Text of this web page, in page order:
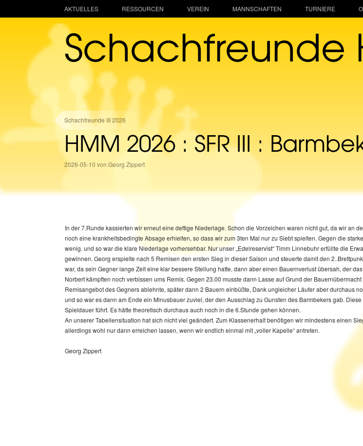
AKTUELLES RESSOURCEN VEREIN MANNSCHAFTEN TURNIERE
Schachfreunde
Schachfreunde III 2026
HMM 2026 : SFR III :
2026-05-10 von Georg Zippert
In der 7.Runde kassierten wir erneut eine deftige Niederlage. Schon die Vorzeichen waren nicht gut, da wir an
noch eine krankheitsbedingte Absage erhielten, so dass wir zum 3ten Mal nur zu Siebt spielten. Gegen die
wenig. und so war die klare Niederlage vorhersehbar. Nur unser „Edelreservist“ Timm Linnebuhr erfüllte die
gewinnen. Georg erspielte nach 5 Remisen den ersten Sieg in dieser Saison und steuerte damit den
war, da sein Gegner lange Zeit eine klar bessere Stellung hatte, dann aber einen Bauernverlust übersah, der
Norbert kämpften noch verbissen ums Remis. Gegen 23.00 musste dann Lasse auf Grund der
Remisangebot des Gegners ablehnte, später dann 2 Bauern einbüßte, Dank ungleicher Läufer aber durchaus
und so war es dann am Ende ein Minusbauer zuviel, der den Ausschlag zu Gunsten des Barmbekers gab.
Spieldauer führt. Es hätte theoretisch durchaus auch noch in die 6.Stunde gehen können.
An unserer Tabellensituation hat sich nicht viel geändert. Zum Klassenerhalt benötigen wir mindestens einen
allerdings wohl nur dann erreichen lassen, wenn wir endlich einmal mit „voller Kapelle“ antreten.
Georg Zippert